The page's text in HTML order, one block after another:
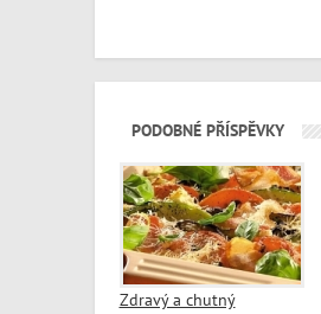
PODOBNÉ PŘÍSPĚVKY
Zdravý a chutný